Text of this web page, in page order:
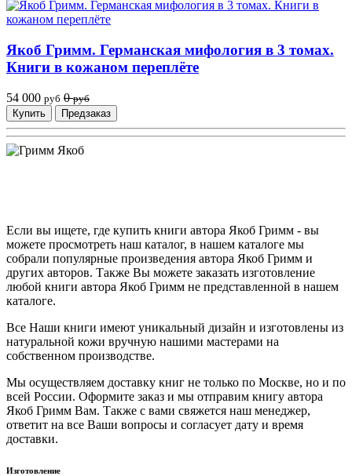
Якоб Гримм. Германская мифология в 3 томах.
Книги в кожаном переплёте
54 000 руб 0 руб
Купить
Предзаказ
Если вы ищете, где купить книги автора Якоб Гримм - вы
можете просмотреть наш каталог, в нашем каталоге мы
собрали популярные произведения автора Якоб Гримм и
других авторов. Также Вы можете заказать изготовление
любой книги автора Якоб Гримм не представленной в нашем
каталоге.
Все Наши книги имеют уникальный дизайн и изготовлены из
натуральной кожи вручную нашими мастерами на
собственном производстве.
Мы осуществляем доставку книг не только по Москве, но и по
всей России. Оформите заказ и мы отправим книгу автора
Якоб Гримм Вам. Также с вами свяжется наш менеджер,
ответит на все Ваши вопросы и согласует дату и время
доставки.
Изготовление